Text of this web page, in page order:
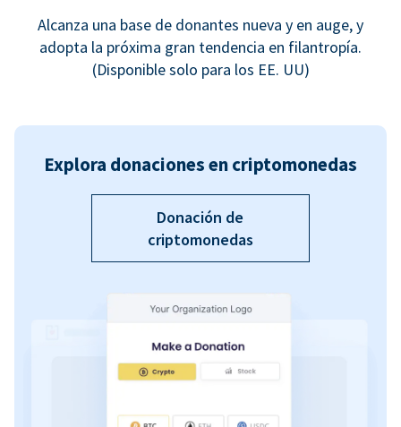
Alcanza una base de donantes nueva y en auge, y
adopta la próxima gran tendencia en filantropía.
(Disponible solo para los EE. UU)
Explora donaciones en criptomonedas
Donación de
criptomonedas